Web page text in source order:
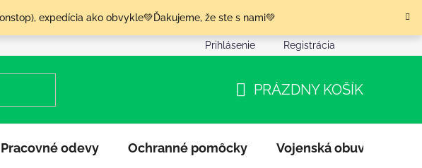
expedícia ako obvykle💚Ďakujeme, že ste s nami💚
Podmienky ochrany osobných údajov
Prihlásenie Registrácia
KOŠÍK
PRÁZDNY KOŠÍK
Pracovné odevy Ochranné pomôcky Vojenská obuv